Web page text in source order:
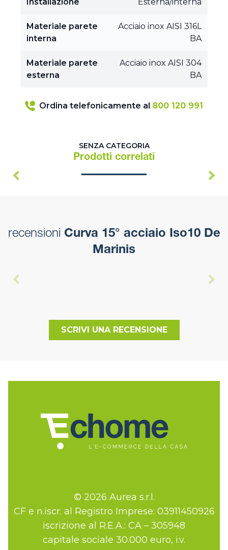
Materiale parete
interna
Acciaio inox AISI 316L
BA
Materiale parete
esterna
Acciaio inox AISI 304
BA
Ordina telefonicamente al 800 120 991
SENZA CATEGORIA
Prodotti correlati
recensioni Curva 15° acciaio Iso10 De
Marinis
SCRIVI UNA RECENSIONE
© 2026 Aurea s.r.l.
CF e n.iscr. al Registro Imprese: 03911450926
iscrizione al R.E.A.: CA – 305948
capitale sociale 30.000 euro, i.v.